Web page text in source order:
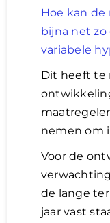
Hoe kan de
bijna net zo
variabele
Dit heeft te
nemen om
Voor de
de lange
jaar vast